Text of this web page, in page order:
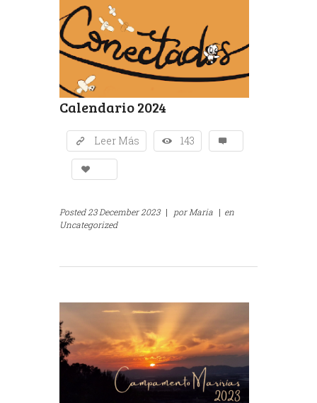
Calendario 2024
Leer Más 143
Posted23 December 2023 | porMaria | en
Uncategorized